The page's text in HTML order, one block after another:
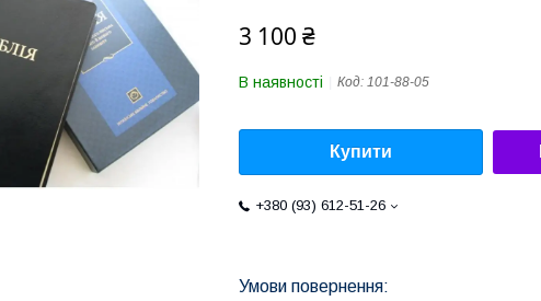
3 100 ₴
В наявності Код: 101-88-05
Купити
+380 (93) 612-51-26